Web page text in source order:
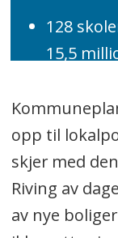
128
15,5
bedre
blant
Totalt
Nordre
opp til
skjer med
Riving av
av nye